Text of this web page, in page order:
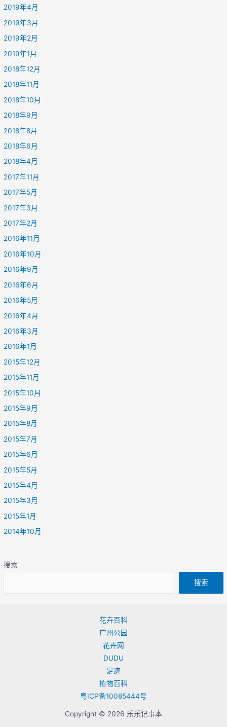
2019年4月
2019年3月
2019年2月
2019年1月
2018年12月
2018年11月
2018年10月
2018年9月
2018年8月
2018年6月
2018年4月
2017年11月
2017年5月
2017年3月
2017年2月
2016年11月
2016年10月
2016年9月
2016年6月
2016年5月
2016年4月
2016年3月
2016年1月
2015年12月
2015年11月
2015年10月
2015年9月
2015年8月
2015年7月
2015年6月
2015年5月
2015年4月
2015年3月
2015年1月
2014年10月
搜索
搜索
花卉百科
广州公园
花卉网
DUDU
足迹
植物百科
粤ICP备10085444号
Copyright © 2026 乐乐记事本